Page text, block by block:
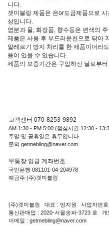
니다.
겟미블링 제품은 은or도금제품으로
상입니다.
염분과 물, 화장품, 향수등은 변색의
제품은 사용 후 부드러운천으로 닦아
알레르기 방지 처리를 한 제품이더라
응이 있을 수 있습니다.
제품의 보증기간은 구입하신 날로부터
고객센터 070-8253-9892
AM 1:30 - PM 5:00 (점심시간 12:30 -
주말 및 공휴일은 휴무입니다.
문의 getmebling@naver.com
무통장 입금 계좌번호
국민은행 081101-04-204978
예금주 (주)겟미블링
(주)겟미블링 대표 : 방지원 사업자번호
통신판매업 : 2020-서울송파-3723 호
이메일 : getmebling@naver.com